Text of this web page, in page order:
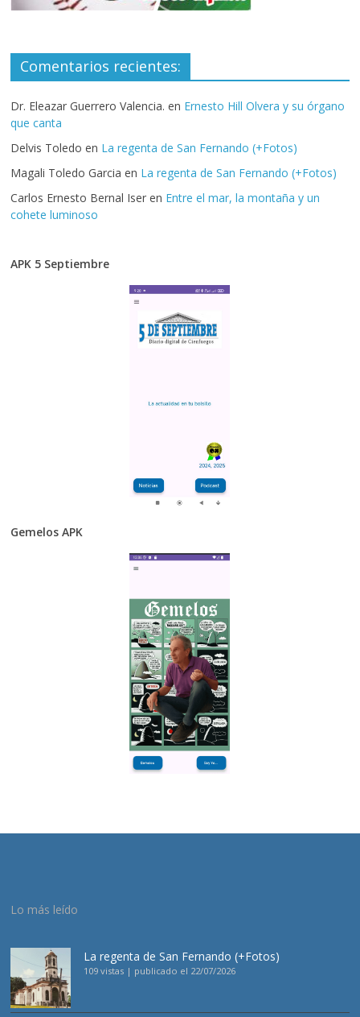
Comentarios recientes:
Dr. Eleazar Guerrero Valencia. en Ernesto Hill Olvera y su órgano
que canta
Delvis Toledo en La regenta de San Fernando (+Fotos)
Magali Toledo Garcia en La regenta de San Fernando (+Fotos)
Carlos Ernesto Bernal Iser en Entre el mar, la montaña y un
cohete luminoso
APK 5 Septiembre
Gemelos APK
Lo más leído
La regenta de San Fernando (+Fotos)
109 vistas | publicado el 22/07/2026